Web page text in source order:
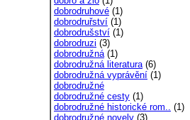
dobrodruhové (1)
dobrodruřství (1)
dobrodrušství (1)
dobrodruzi (3)
dobrodružná(1)
dobrodružná literatura(6)
dobrodružná vyprávění (1)
dobrodružné
dobrodružné cesty (1)
dobrodružné historické rom.. (1)
dobrodružné novely (3)